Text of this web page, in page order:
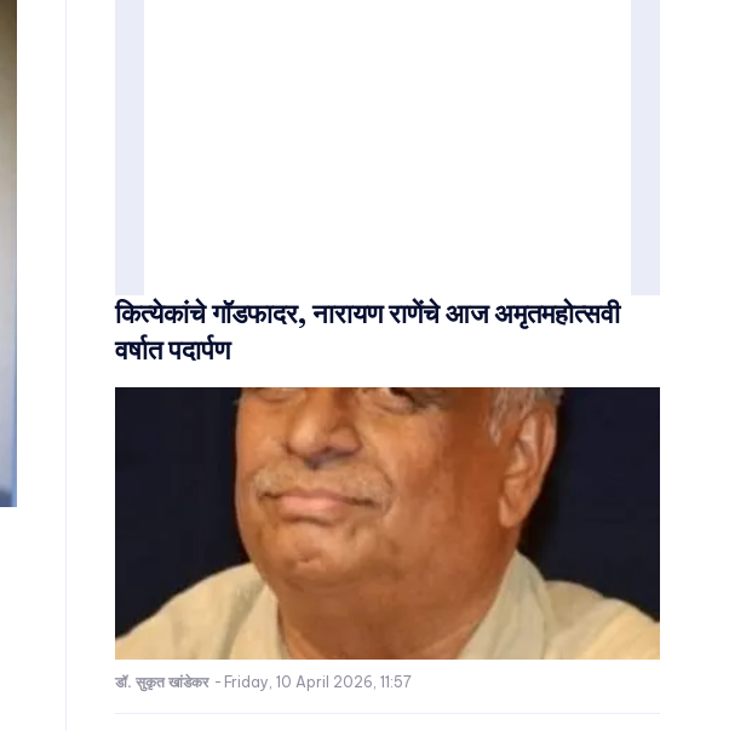
कित्येकांचे गॉडफादर, नारायण राणेंचे आज अमृतमहोत्सवी
वर्षात पदार्पण
डॉ. सुकृत खांडेकर - Friday, 10 April 2026, 11:57